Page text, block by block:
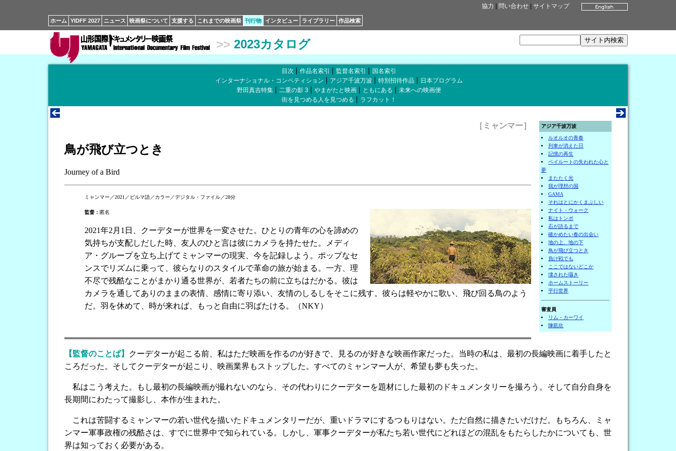
協力 問い合わせ サイトマップ
ホーム YIDFF 2027 ニュース 映画祭について 支援する これまでの映画祭 刊行物 インタビュー ライブラリー 作品検索
>> 2023カタログ
目次 作品名索引 監督名索引
国名索引
インターナショナル・コンペティション
アジア千波万波 特別招待作品
日本プログラム
野田真吉特集
二重の影 3 やまがたと映画 ともにある
未来への映画便
街を見つめる人を見つめる
ラフカット！
アジア千波万波
ルオルオの青春
列車が消えた日
記憶の再生
ベイルートの失われた心と
夢
またたく光
我が理想の国
GAMA
それはとにかくまぶしい
ナイト・ウォーク
私はトンボ
石が語るまで
確かめたい春の出会い
地の上、地の下
鳥が飛び立つとき
負け戦でも
ここではないどこか
壊された囁き
ホームストーリー
平行世界
審査員
リム・カーワイ
陳凱欣
［ミャンマー］
鳥が飛び立つとき
Journey of a Bird
ミャンマー／2021／ビルマ語／カラー／デジタル・ファイル／28分
監督： 匿名
2021年2月1日、クーデターが世界を一変させた。ひとりの青年の心を諦めの
気持ちが支配しだした時、友人のひと言は彼にカメラを持たせた。メディ
ア・グループを立ち上げてミャンマーの現実、今を記録しよう。ポップなセ
ンスでリズムに乗って、彼らなりのスタイルで革命の旅が始まる。一方、理
不尽で残酷なことがまかり通る世界が、若者たちの前に立ちはだかる。彼は
カメラを通してありのままの表情、感情に寄り添い、友情のしるしをそこに残す。彼らは軽やかに歌い、飛び回る鳥のよう
だ。羽を休めて、時が来れば、もっと自由に羽ばたける。（NKY）
【監督のことば】
クーデターが起こる前、私はただ映画を作るのが好きで、見るのが好きな映画作家だった。当時の私は、最初の長編映画に着手したと
ころだった。そしてクーデターが起こり、映画業界もストップした。すべてのミャンマー人が、希望も夢も失った。
私はこう考えた。もし最初の長編映画が撮れないのなら、その代わりにクーデターを題材にした最初のドキュメンタリーを撮ろう。そして自分自身を
長期間にわたって撮影し、本作が生まれた。
これは苦闘するミャンマーの若い世代を描いたドキュメンタリーだが、重いドラマにするつもりはない。ただ自然に描きたいだけだ。もちろん、ミャ
ンマー軍事政権の残酷さは、すでに世界中で知られている。しかし、軍事クーデターが私たち若い世代にどれほどの混乱をもたらしたかについても、世
界は知っておく必要がある。